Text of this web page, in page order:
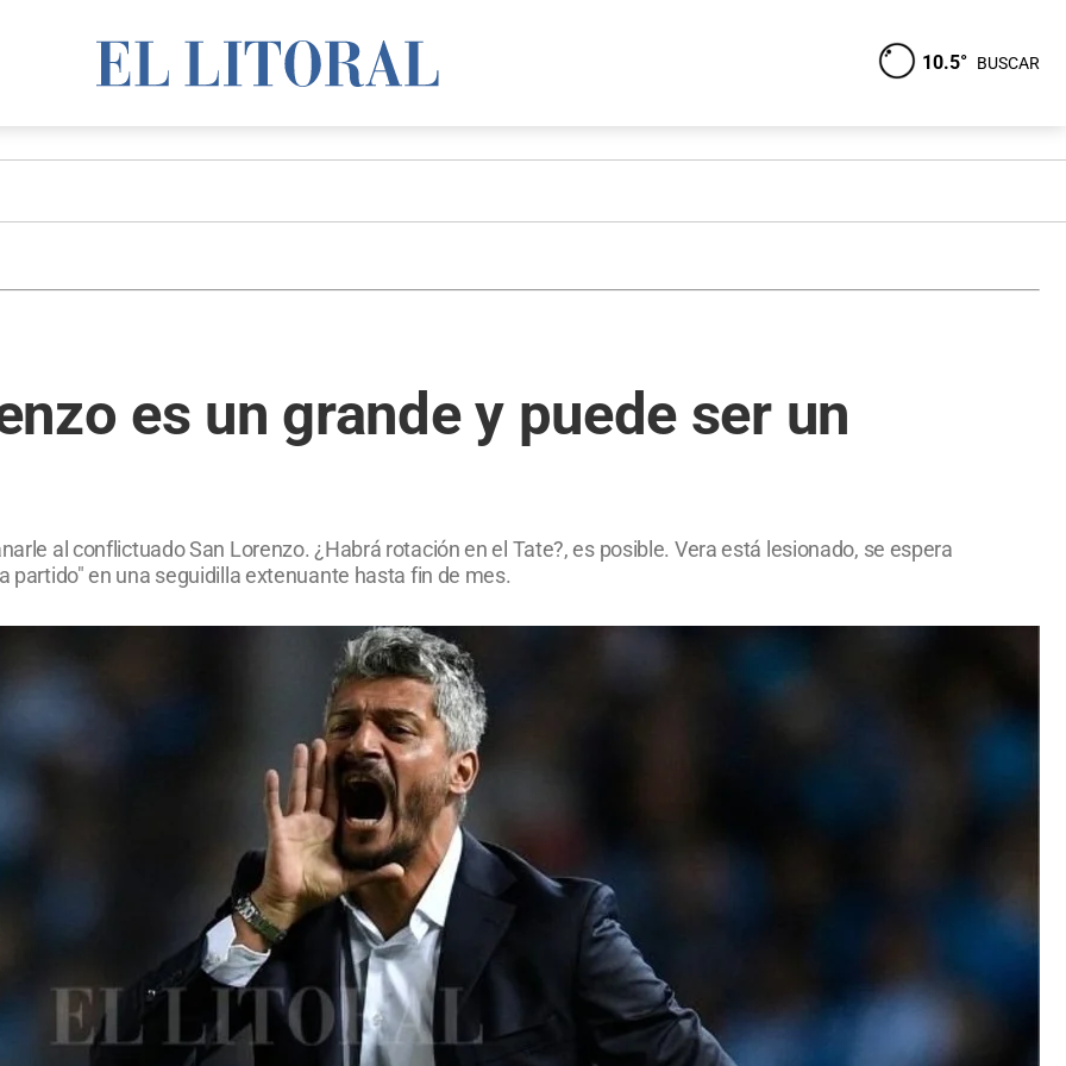
10.5° BUSCAR
es un grande y puede ser un
al conflictuado San Lorenzo. ¿Habrá rotación en el Tate?, es posible. Vera está lesionado, se espera
partido" en una seguidilla extenuante hasta fin de mes.